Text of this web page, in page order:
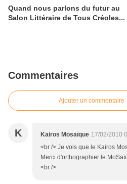
Quand nous parlons du futur au
Salon Littéraire de Tous Créoles...
Commentaires
Ajouter un commentaire
K Kairos Mosaïque 17/02/2010
<br /> Je vois que le Kairos
Merci d'orthographier le
<br />